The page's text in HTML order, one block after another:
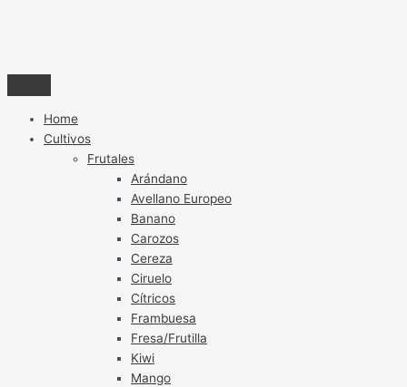
Home
Cultivos
Frutales
Arándano
Avellano Europeo
Banano
Carozos
Cereza
Ciruelo
Cítricos
Frambuesa
Fresa/Frutilla
Kiwi
Mango